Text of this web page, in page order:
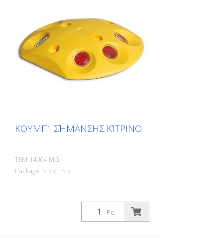
ΚΟΥΜΠΊ ΣΉΜΑΝΣΗΣ ΚΊΤΡΙΝΟ
TEM-14004-MG
Package: Stk. (1Pc.)
Pc.